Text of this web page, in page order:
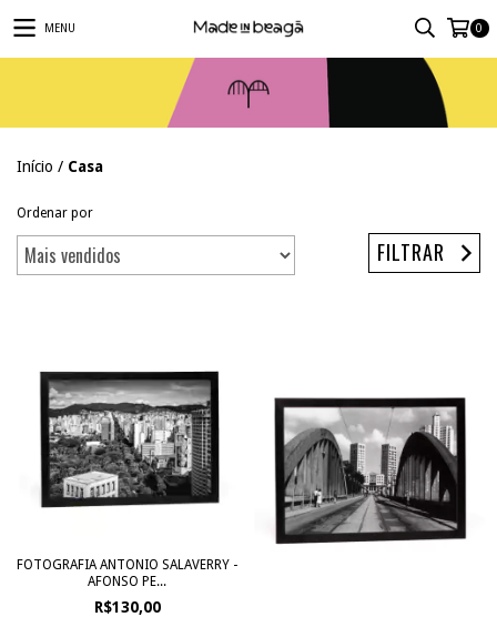
MENU 0
Início / Casa
Ordenar por
FILTRAR
FOTOGRAFIA ANTONIO SALAVERRY -
AFONSO PE...
R$130,00